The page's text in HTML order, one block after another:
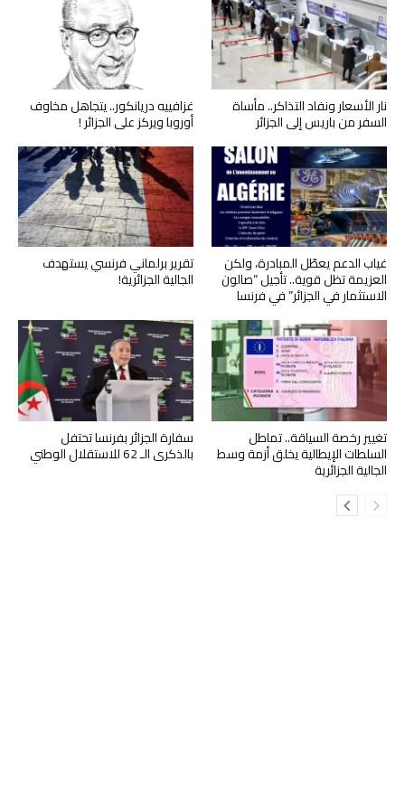
غزافييه دريانكور.. يتجاهل مخاوف
أوروبا ويركز على الجزائر !
نار الأسعار ونفاد التذاكر.. مأساة
السفر من باريس إلى الجزائر
تقرير برلماني فرنسي يستهدف
الجالية الجزائرية!
غياب الدعم يعطّل المبادرة، ولكن
العزيمة تظل قوية.. تأجيل “صالون
الاستثمار في الجزائر” في فرنسا
سفارة الجزائر بفرنسا تحتفل
بالذكرى الـ 62 للاستقلال الوطني
تغيير رخصة السياقة.. تماطل
السلطات الإيطالية يخلق أزمة وسط
الجالية الجزائرية